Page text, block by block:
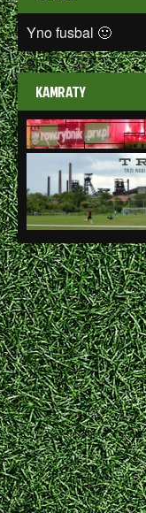
Yno fusbal 🙂
KAMRATY